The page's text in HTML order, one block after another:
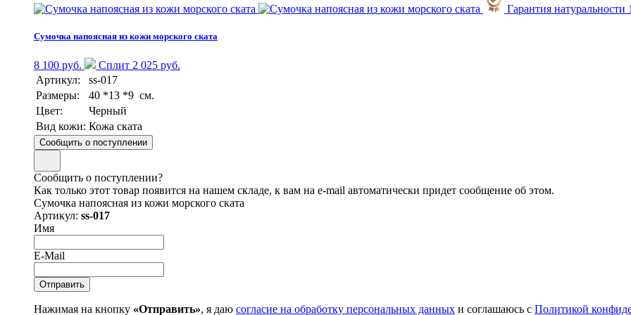
Гарантия натуральности
Сумочка напоясная из кожи морского ската
8 100 руб.
Сплит 2 025 руб.
Артикул:
ss-017
Размеры:
40 *13 *9 см.
Цвет:
Черный
Вид кожи: Кожа ската
Сообщить о поступлении
Сообщить о поступлении?
Как только этот товар появится на нашем складе, к вам на e-mail автоматически придет сообщение об этом.
Сумочка напоясная из кожи морского ската
Артикул: ss-017
Имя
E-Mail
Нажимая на кнопку «Отправить», я даю согласие на обработку персональных данных и соглашаюсь с Политикой